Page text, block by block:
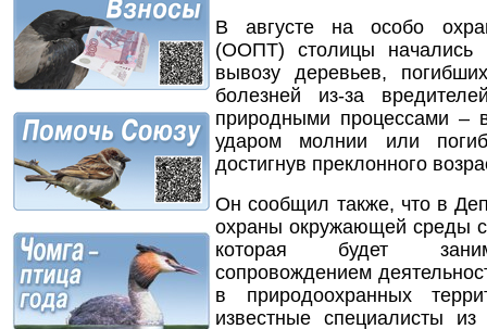
В августе на особо
(ООПТ) столицы
вывозу деревьев,
болезней из-за
природными процессами
ударом молнии или
достигнув преклонного
Он сообщил также, что в
охраны окружающей среды
которая будет
сопровождением
в природоохранных
известные специалисты